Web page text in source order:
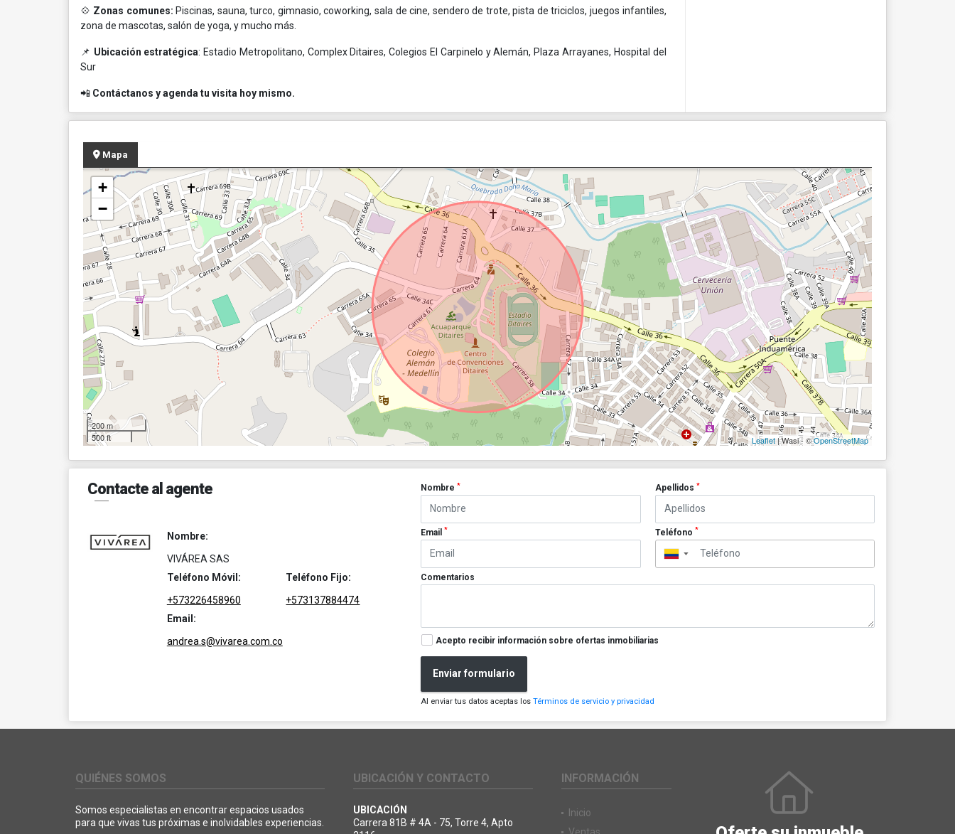
💠 Zonas comunes: Piscinas, sauna, turco, gimnasio, coworking, sala de cine, sendero de trote, pista de triciclos, juegos infantiles,
zona de mascotas, salón de yoga, y mucho más.
📌 Ubicación estratégica: Estadio Metropolitano, Complex Ditaires, Colegios El Carpinelo y Alemán, Plaza Arrayanes, Hospital del
Sur
📲 Contáctanos y agenda tu visita hoy mismo.
Mapa
+
−
200 m
500 ft
Leaflet| Wasi - ©OpenStreetMap
Contacte al agente
Nombre:
VIVÁREA SAS
Teléfono Móvil:
+573226458960
Teléfono Fijo:
+573137884474
Email:
andrea.s@vivarea.com.co
Nombre* Apellidos *
Email* Teléfono *
▼
Comentarios
Acepto recibir información sobre ofertas inmobiliarias
Enviar formulario
Al enviar tus datos aceptas losTérminos de servicio y privacidad
QUIÉNES SOMOS
Somos especialistas en encontrar espacios usados
para que vivas tus próximas e inolvidables experiencias.
UBICACIÓN Y CONTACTO
UBICACIÓN
Carrera 81B # 4A - 75, Torre 4, Apto
INFORMACIÓN
Inicio